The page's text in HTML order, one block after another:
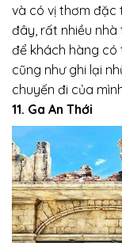
và có vị thơm đặc
đây, rất nhiều
để khách hàng có
cũng như ghi lại
chuyến đi của
11. Ga An Thới